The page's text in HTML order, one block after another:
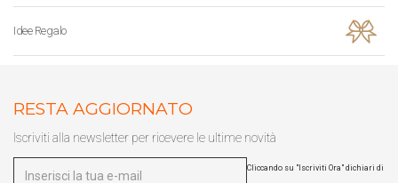
Idee Regalo
RESTA AGGIORNATO
Iscriviti alla newsletter per ricevere le ultime novità
Cliccando su "Iscriviti Ora" dichiari di